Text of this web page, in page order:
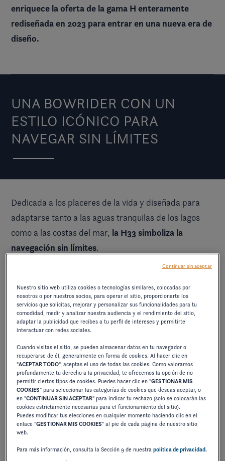
enriquece la oferta de la gama H enteramente
rediseñada en 2023 para entrar en una nueva era de
diseño.
UNA BOWRIDER CON UN
ESTILO ICÓNICO PARA
NAVEGAR SIN LÍMITES
Dedicada a los placeres de la vida y diseñada para
adaptarse tanto a las aguas tranquilas de los lagos
como a las costas del mar, la H33 simboliza la
navegación sin límites.
lanzada en 2024, este modelo de
emblemáticocon un listón integrado, una proa
vertical y un parabrisas inclinado. Esta novedad
ofrece unestilo tan único como modernoy
Lascurvas, la firma visual de la marca, se combinan
con una cuidadosa selección demateriales de gama
altapara crear una embarcación que combina
estética y altas prestaciones.
Disponible con dos motorizaciones, esta bowrider
de raza responde a los deseos de cada uno:una
en alta mar y
una versión intraborda para disfrutar
Nuestro sitio web utiliza cookies o tecnologías similares, colocadas por
nosotros o por nuestros socios, para operar el sitio, proporcionarte los
servicios que solicitas, mejorar y personalizar sus funcionalidades para tu
comodidad, medir y analizar nuestra audiencia y el rendimiento del sitio,
adaptar la publicidad que recibes a tu perfil de intereses y permitirte
interactuar con redes sociales.
Cuando visitas el sitio, se pueden almacenar datos en tu navegador o
recuperarse de él, generalmente en forma de cookies. Al hacer clic en
"ACEPTAR TODO", aceptas el uso de todas las cookies. Como valoramos
profundamente tu derecho a la privacidad, te ofrecemos la opción de no
permitir ciertos tipos de cookies. Puedes hacer clic en "GESTIONAR MIS
COOKIES" para seleccionar las categorías de cookies que deseas aceptar, o
en "CONTINUAR SIN ACEPTAR" para indicar tu rechazo (solo se colocarán las
cookies estrictamente necesarias para el funcionamiento del sitio).
Puedes modificar tus elecciones en cualquier momento haciendo clic en el
enlace "GESTIONAR MIS COOKIES" al pie de cada página de nuestro sitio
web.
Para más información, consulta la Sección 9 de nuestrapolítica de privacidad.
Continuar sin aceptar